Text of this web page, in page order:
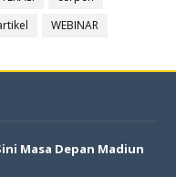
WEBINAR
Masa Depan Madiun